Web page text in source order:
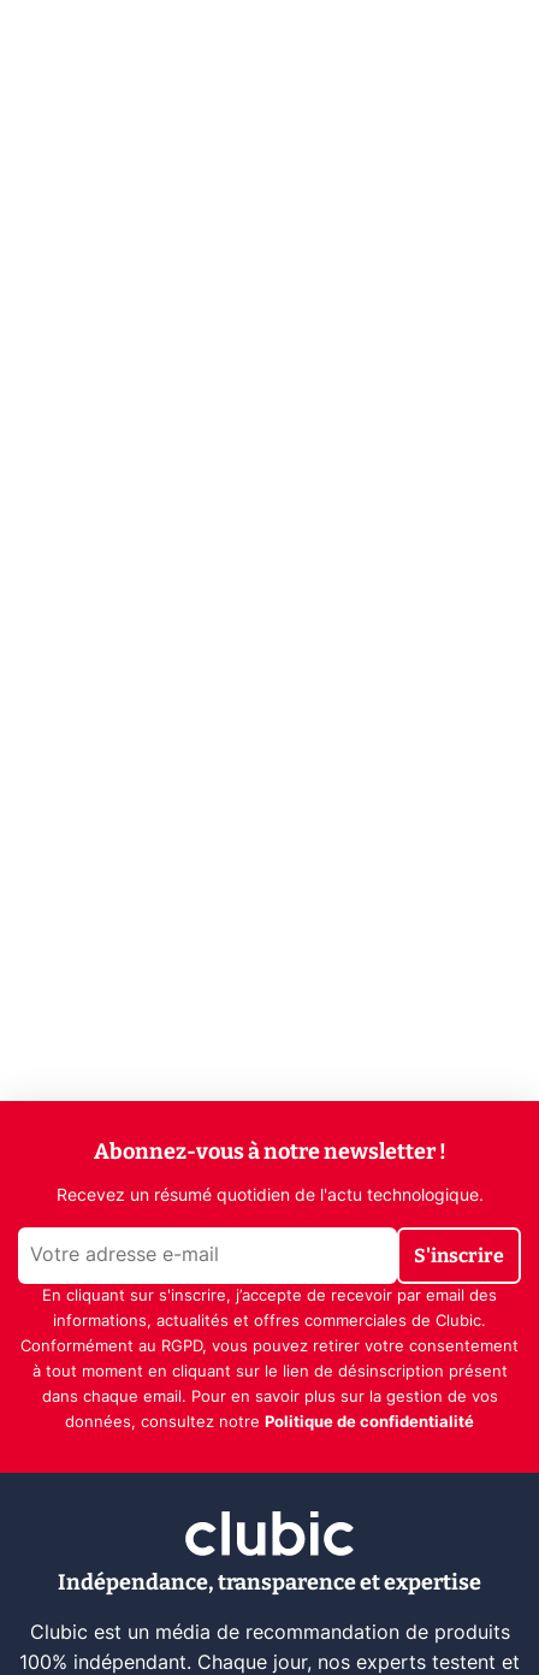
Abonnez-vous à notre newsletter !
Recevez un résumé quotidien de l'actu technologique.
S'inscrire
En cliquant sur s'inscrire, j’accepte de recevoir par email des
informations, actualités et offres commerciales de Clubic.
Conformément au RGPD, vous pouvez retirer votre consentement
à tout moment en cliquant sur le lien de désinscription présent
dans chaque email. Pour en savoir plus sur la gestion de vos
données, consultez notre Politique de confidentialité
Indépendance, transparence et expertise
Clubic est un média de recommandation de produits
100% indépendant. Chaque jour, nos experts testent et